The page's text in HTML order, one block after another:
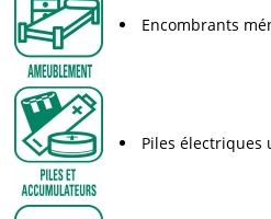
Encombrants
Piles électriques